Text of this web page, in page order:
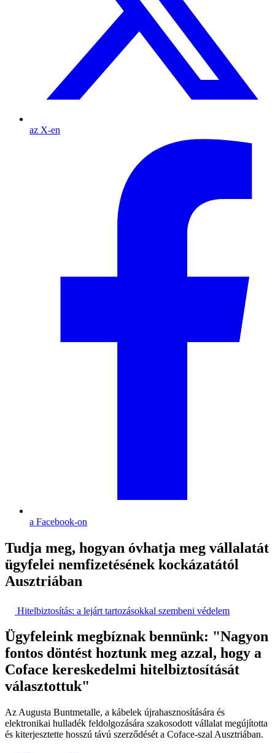
az X-en
a Facebook-on
Tudja meg, hogyan óvhatja meg vállalatát
ügyfelei nemfizetésének kockázatától
Ausztriában
Hitelbiztosítás: a lejárt tartozásokkal szembeni védelem
Ügyfeleink megbíznak bennünk: "Nagyon
fontos döntést hoztunk meg azzal, hogy a
Coface kereskedelmi hitelbiztosítását
választottuk"
Az Augusta Buntmetalle, a kábelek újrahasznosítására és
elektronikai hulladék feldolgozására szakosodott vállalat megújította
és kiterjesztette hosszú távú szerződését a Coface-szal Ausztriában.